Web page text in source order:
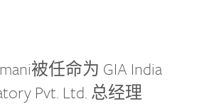
被任命为 GIA India
Pvt. Ltd. 总经理